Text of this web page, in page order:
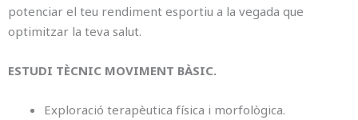
potenciar el teu rendiment esportiu a la vegada que
optimitzar la teva salut.
ESTUDI TÈCNIC MOVIMENT BÀSIC.
Exploració terapèutica física i morfològica.